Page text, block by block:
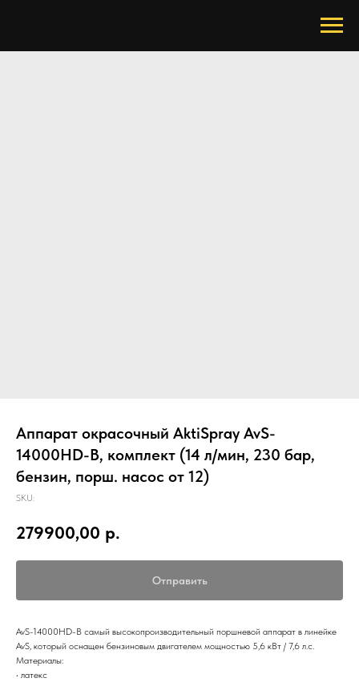
Аппарат окрасочный AktiSpray AvS-
14000HD-B, комплект (14 л/мин, 230 бар,
бензин, порш. насос от 12)
SKU:
279900,00 р.
Отправить
AvS-14000HD-В самый высокопроизводительный поршневой аппарат в линейке
AvS, который оснащен бензиновым двигателем мощностью 5,6 кВт / 7,6 л.с.
Материалы:
• латекс